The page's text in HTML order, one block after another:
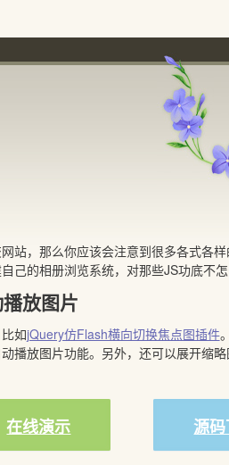
站，那么你应该会注意到很多各式各
的相册浏览系统，对那些JS功底不怎
放图片
如jQuery仿Flash横向切换焦点图插件
播放图片功能。另外，还可以展开缩略
在线演示 源